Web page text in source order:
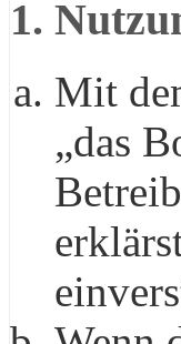
1.
Mit
„das